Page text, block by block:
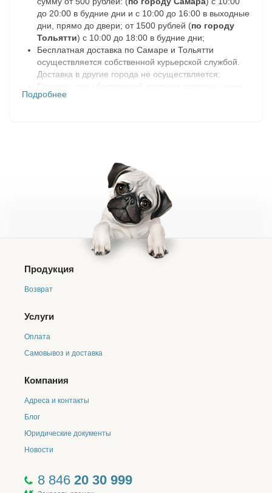
до 20:00 в будние дни и с 10:00 до 16:00 в выходные
дни, прямо до двери; от 1500 рублей (по городу
Тольятти) с 10:00 до 18:00 в будние дни;
Бесплатная доставка по Самаре и Тольятти
осуществляется собственной курьерской службой.
Доставка в другие города не осуществляется;
Границы зоны бесплатной доставки показаны ниже
на карте в разделе «География доставок»;
течении этого времени, нам не удастся с вами
связаться, заказ будет отменен;
При оформлении заказа на доставку вам
предоставляется два варианта формы оплаты
(наличными средствами курьеру в день получения
заказа, либо онлайн оплата после подтверждения
Смена формы оплаты возможна не
позднее, чем за сутки до даты получения заказа.
В ином случае, мы вынуждены будем перенести
Если курьер в течении 15 минут после прибытия на
вручить ваш заказ, то доставка будет осуществлена
интернет-магазина в другой день;
Чтобы внести изменения в состав заказа или
удобным для вас способом:
1 голосового меню).
Ближайшая дата доставки: по городу Самара - день
оформления и обработки заказа (обработка заказов
субботу с 10:00 до 18:00 и в воскресенье с 10:00 до
17:00). Доставка заказов осуществляется со склада
Подробнее
Продукция
Возврат
Услуги
Оплата
Самовывоз и доставка
Компания
Адреса и контакты
Блог
Юридические документы
Новости
8 846 20 30 999